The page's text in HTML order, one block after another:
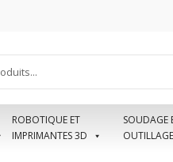
ROBOTIQUE ET
IMPRIMANTES 3D
SOUDAGE